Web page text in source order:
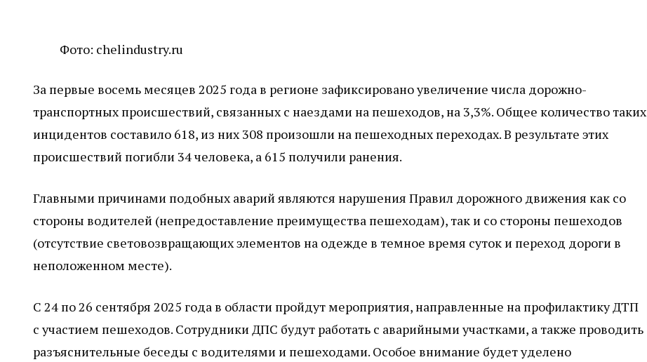
Фото: chelindustry.ru
За первые восемь месяцев 2025 года в регионе зафиксировано увеличение числа дорожно-
транспортных происшествий, связанных с наездами на пешеходов, на 3,3%. Общее количество таких
инцидентов составило 618, из них 308 произошли на пешеходных переходах. В результате этих
происшествий погибли 34 человека, а 615 получили ранения.
Главными причинами подобных аварий являются нарушения Правил дорожного движения как со
стороны водителей (непредоставление преимущества пешеходам), так и со стороны пешеходов
(отсутствие световозвращающих элементов на одежде в темное время суток и переход дороги в
неположенном месте).
С 24 по 26 сентября 2025 года в области пройдут мероприятия, направленные на профилактику ДТП
с участием пешеходов. Сотрудники ДПС будут работать с аварийными участками, а также проводить
разъяснительные беседы с водителями и пешеходами. Особое внимание будет уделено